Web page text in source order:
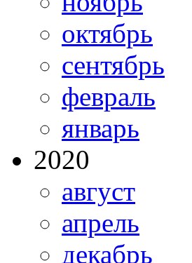
октябрь
сентябрь
февраль
январь
2020
август
апрель
декабрь